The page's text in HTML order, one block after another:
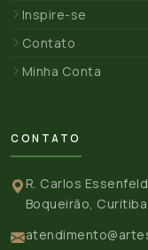
Inspire-se
Contato
Minha Conta
CONTATO
R. Carlos
Boqueirão, Curitiba